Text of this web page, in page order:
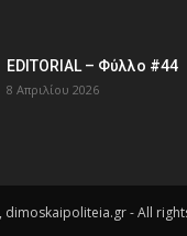
EDITORIAL – Φύλλο #44
8 Απριλίου 2026
dimoskaipoliteia.gr - All